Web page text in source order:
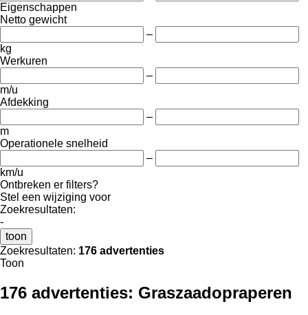
Eigenschappen
Netto gewicht
–
kg
Werkuren
–
m/u
Afdekking
–
m
Operationele snelheid
–
km/u
Ontbreken er filters?
Stel een wijziging voor
Zoekresultaten:
-
toon
Zoekresultaten: 176 advertenties
Toon
176 advertenties: Graszaadopraperen